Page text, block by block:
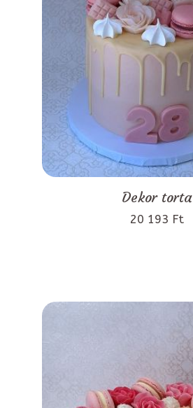
Dekor torta
20 193 Ft